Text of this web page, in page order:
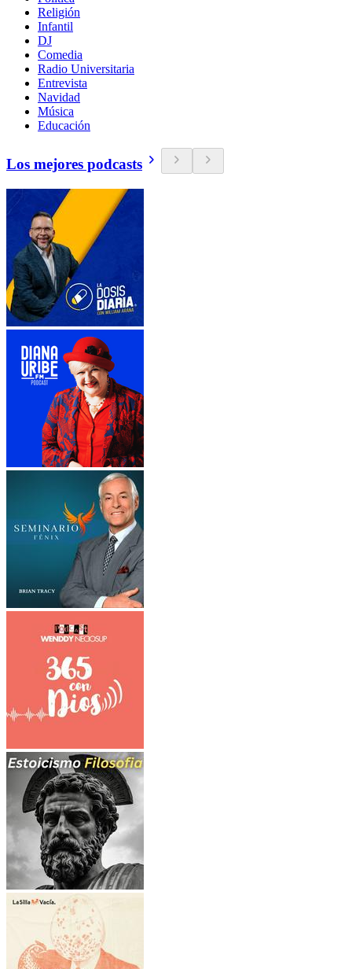
Religión
Infantil
DJ
Comedia
Radio Universitaria
Entrevista
Navidad
Música
Educación
Los mejores podcasts